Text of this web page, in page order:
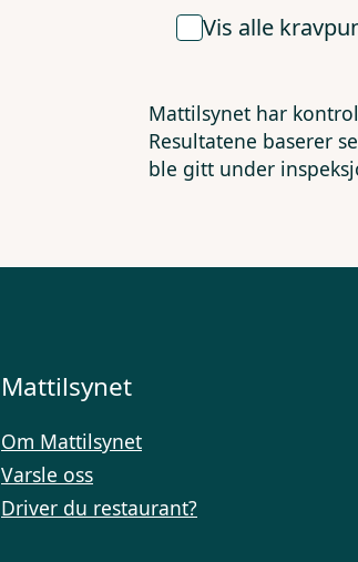
Vis alle
Mattilsynet har
Resultatene baserer
ble gitt under
Mattilsynet
Om Mattilsynet
Varsle oss
Driver du restaurant?